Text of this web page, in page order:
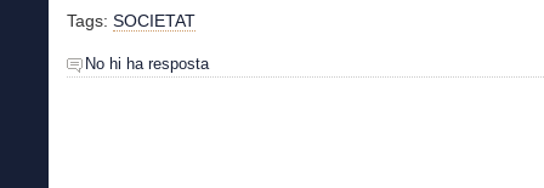
Tags: SOCIETAT
No hi ha resposta